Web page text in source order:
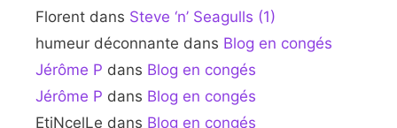
Florent dans Steve ‘n’ Seagulls (1)
humeur déconnante dans Blog en congés
Jérôme P dans Blog en congés
Jérôme P dans Blog en congés
EtiNcelLe dans Blog en congés